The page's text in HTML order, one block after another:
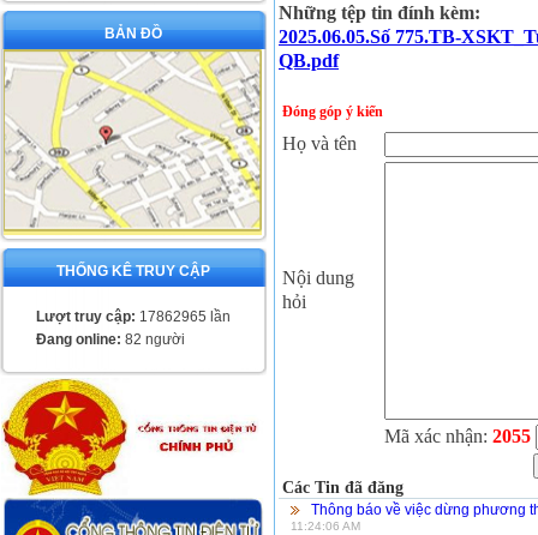
BẢN ĐỒ
THỐNG KÊ TRUY CẬP
Lượt truy cập: 17862965 lần
Đang online: 82 người
Những tệp tin đính kèm:
2025.06.05.Số 775.TB-
QB.pdf
Đóng góp ý kiến
Họ và tên
Nội dung
hỏi
Mã xác nhận: 2055
Các Tin đã đăng
Thông báo về việc dừng phương
11:24:06 AM